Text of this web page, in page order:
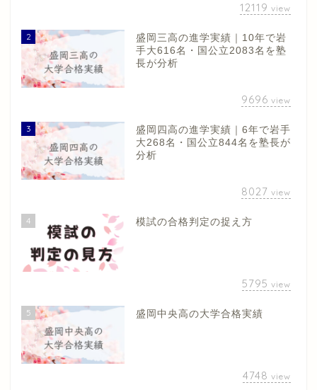
12119 view
2
盛岡三高の進学実績｜10年で岩
手大616名・国公立2083名を塾
長が分析
9696 view
3
盛岡四高の進学実績｜6年で岩手
大268名・国公立844名を塾長が
分析
8027 view
4 模試の合格判定の捉え方
5795 view
5 盛岡中央高の大学合格実績
4748 view